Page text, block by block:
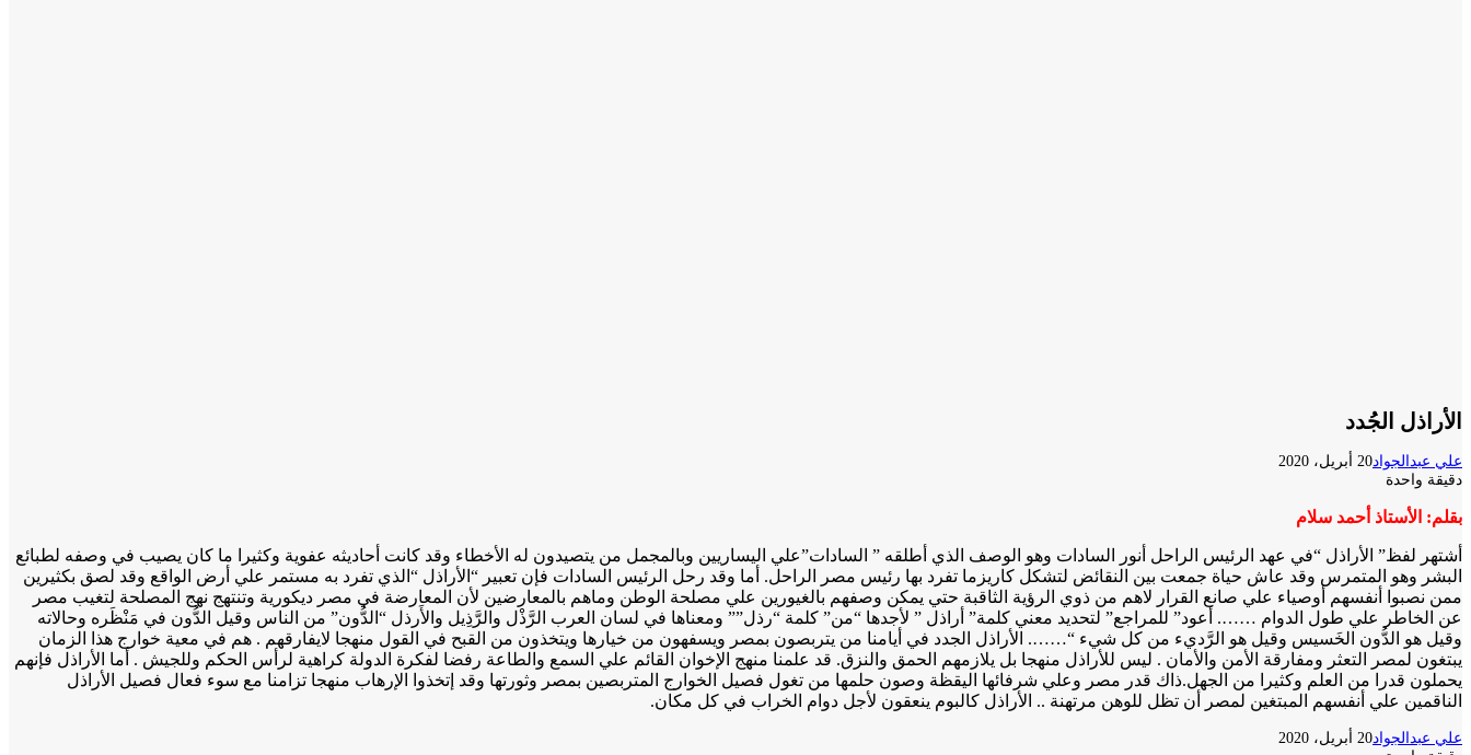
الأراذل الجُدد
علي عبدالجواد20 أبريل، 2020
دقيقة واحدة
بقلم: الأستاذ أحمد سلام
أشتهر لفظ” الأراذل “في عهد الرئيس الراحل أنور السادات وهو الوصف الذي أطلقه ” السادات”علي اليساريين وبالمجمل من يتصيدون له الأخطاء وقد كانت أحاديثه عفوية وكثيرا ما كان يصيب في وصفه لطبائع
البشر وهو المتمرس وقد عاش حياة جمعت بين النقائض لتشكل كاريزما تفرد بها رئيس مصر الراحل. أما وقد رحل الرئيس السادات فإن تعبير “الأراذل “الذي تفرد به مستمر علي أرض الواقع وقد لصق بكثيرين
ممن نصبوا أنفسهم أوصياء علي صانع القرار لاهم من ذوي الرؤية الثاقبة حتي يمكن وصفهم بالغيورين علي مصلحة الوطن وماهم بالمعارضين لأن المعارضة في مصر ديكورية وتنتهج نهج المصلحة لتغيب مصر
عن الخاطر علي طول الدوام ……. أعود” للمراجع” لتحديد معني كلمة” أراذل ” لأجدها “من” كلمة “رذل”” ومعناها في لسان العرب الرَّذْل والرَّذِيل والأَرذل “الدُّون” من الناس وقيل الدُّون في مَنْظَره وحالاته
وقيل هو الدُّون الخَسيس وقيل هو الرَّديء من كل شيء “……. الأراذل الجدد في أيامنا من يتربصون بمصر ويسفهون من خيارها ويتخذون من القبح في القول منهجا لايفارقهم . هم في معية خوارج هذا الزمان
يبتغون لمصر التعثر ومفارقة الأمن والأمان . ليس للأراذل منهجا بل يلازمهم الحمق والنزق. قد علمنا منهج الإخوان القائم علي السمع والطاعة رفضا لفكرة الدولة كراهية لرأس الحكم وللجيش . أما الأراذل فإنهم
يحملون قدرا من العلم وكثيرا من الجهل.ذاك قدر مصر وعلي شرفائها اليقظة وصون حلمها من تغول فصيل الخوارج المتربصين بمصر وثورتها وقد إتخذوا الإرهاب منهجا تزامنا مع سوء فعال فصيل الأراذل
الناقمين علي أنفسهم المبتغين لمصر أن تظل للوهن مرتهنة .. الأراذل كالبوم ينعقون لأجل دوام الخراب في كل مكان.
علي عبدالجواد20 أبريل، 2020